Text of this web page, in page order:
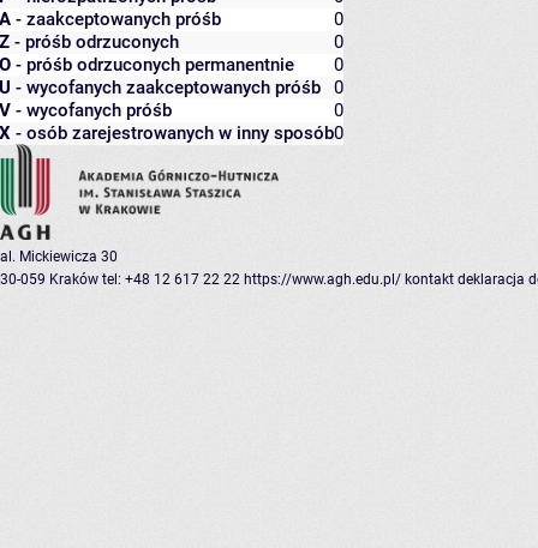
A - zaakceptowanych próśb
0
Z - próśb odrzuconych
0
O - próśb odrzuconych permanentnie
0
U - wycofanych zaakceptowanych próśb
0
V - wycofanych próśb
0
X - osób zarejestrowanych w inny sposób0
al. Mickiewicza 30
30-059 Kraków tel: +48 12 617 22 22 https://www.agh.edu.pl/ kontakt deklaracja